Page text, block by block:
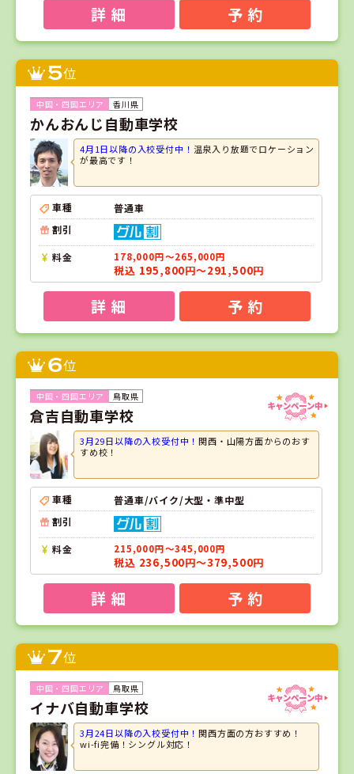
詳 細 予 約
5位
香川県
かんおんじ自動車学校
4月1日以降の入校受付中！ 温泉入り放題でロケーション
が最高です！
車種
普通車
割引
料金 178,000円～265,000円
税込 195,800円～291,500円
詳 細 予 約
6位
鳥取県
倉吉自動車学校
3月29日以降の入校受付中！関西・山陽方面からのおす
すめ校！
車種
普通車/バイク/大型・準中型
割引
料金 215,000円～345,000円
税込 236,500円～379,500円
詳 細 予 約
7位
鳥取県
イナバ自動車学校
3月24日以降の入校受付中！関西方面の方おすすめ！
wi-fi完備！シングル対応！